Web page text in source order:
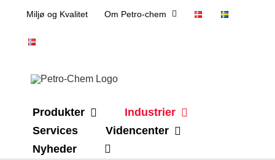
content
Miljø og Kvalitet Om Petro-chem
Produkter
Industrier
Services
Videncenter
Nyheder